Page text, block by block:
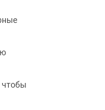
чтобы